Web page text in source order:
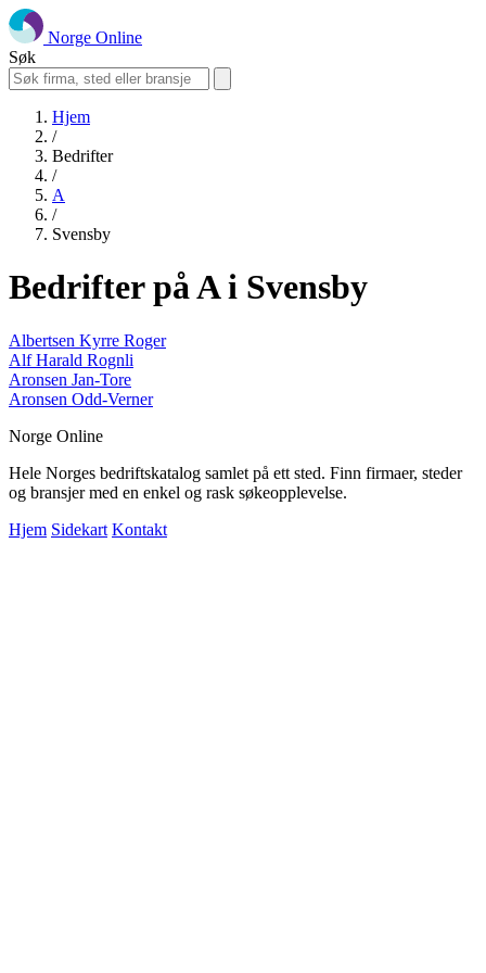
Norge Online
Søk
Hjem
/
Bedrifter
/
A
/
Svensby
Bedrifter på A i Svensby
Albertsen Kyrre Roger
Alf Harald Rognli
Aronsen Jan-Tore
Aronsen Odd-Verner
Norge Online
Hele Norges bedriftskatalog samlet på ett sted. Finn firmaer, steder
og bransjer med en enkel og rask søkeopplevelse.
Hjem Sidekart Kontakt